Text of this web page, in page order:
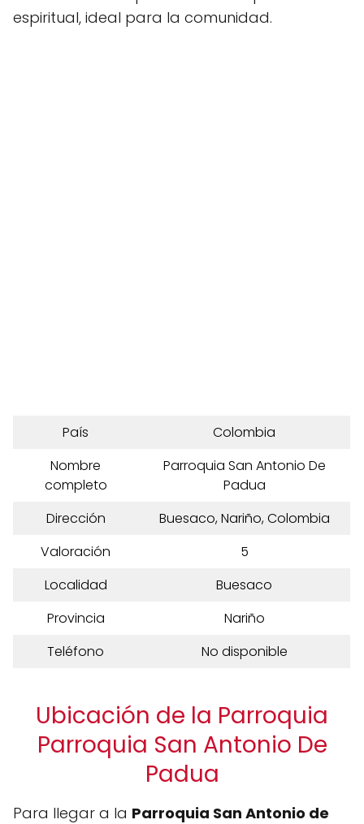
espiritual, ideal para la comunidad.
País
Colombia
Nombre
completo
Parroquia San Antonio De
Padua
Dirección
Buesaco, Nariño, Colombia
Valoración
5
Localidad
Buesaco
Provincia
Nariño
Teléfono
No disponible
Ubicación de la Parroquia
Parroquia San Antonio De
Padua
Para llegar a la Parroquia San Antonio de